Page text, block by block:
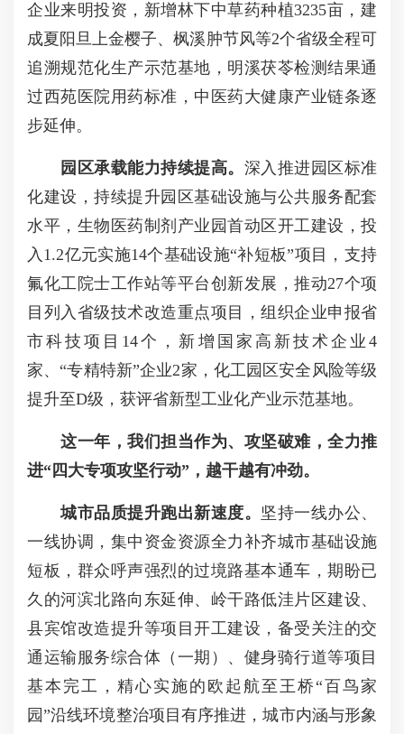
企业来明投资，新增林下中草药种植3235亩，建
成夏阳旦上金樱子、枫溪肿节风等2个省级全程可
追溯规范化生产示范基地，明溪茯苓检测结果通
过西苑医院用药标准，中医药大健康产业链条逐
步延伸。
园区承载能力持续提高。 深入推进园区标准
化建设，持续提升园区基础设施与公共服务配套
水平，生物医药制剂产业园首动区开工建设，投
入1.2亿元实施14个基础设施“补短板”项目，支持
氟化工院士工作站等平台创新发展，推动27个项
目列入省级技术改造重点项目，组织企业申报省
市科技项目14个，新增国家高新技术企业4
家、“专精特新”企业2家，化工园区安全风险等级
提升至D级，获评省新型工业化产业示范基地。
这一年，我们担当作为、攻坚破难，全力推
进“四大专项攻坚行动”，越干越有冲劲。
城市品质提升跑出新速度。 坚持一线办公、
一线协调，集中资金资源全力补齐城市基础设施
短板，群众呼声强烈的过境路基本通车，期盼已
久的河滨北路向东延伸、岭干路低洼片区建设、
县宾馆改造提升等项目开工建设，备受关注的交
通运输服务综合体（一期）、健身骑行道等项目
基本完工，精心实施的欧起航至王桥“百鸟家
园”沿线环境整治项目有序推进，城市内涵与形象